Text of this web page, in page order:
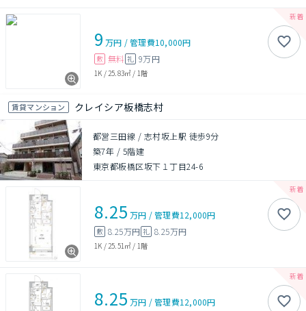
9 万円 /管理費10,000円
敷 無料 礼 9万円
1K / 25.83㎡ / 1階
賃貸マンション クレイシア板橋志村
都営三田線 / 志村坂上駅 徒歩9分
築7年 / 5階建
東京都板橋区坂下１丁目24-6
8.25 万円 /管理費12,000円
敷 8.25万円 礼 8.25万円
1K / 25.51㎡ / 1階
8.25 万円 /管理費12,000円